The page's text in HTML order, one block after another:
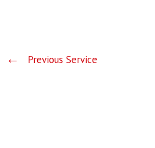
Previous Service